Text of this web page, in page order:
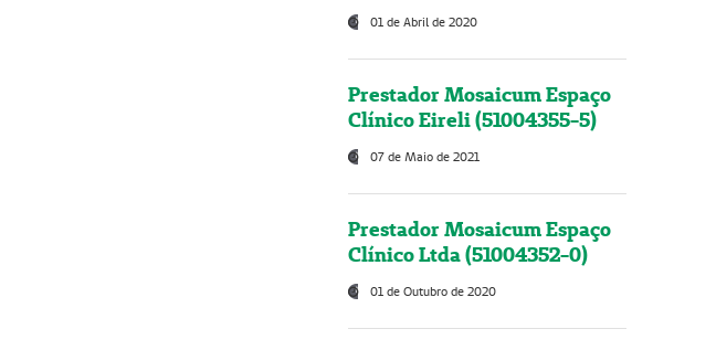
01 de Abril de 2020
Prestador Mosaicum Espaço
Clínico Eireli (51004355-5)
07 de Maio de 2021
Prestador Mosaicum Espaço
Clínico Ltda (51004352-0)
01 de Outubro de 2020